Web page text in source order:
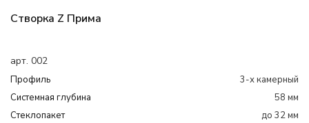
Створка Z Прима
арт. 002
Профиль
3-х камерный
Системная глубина
58 мм
Cтеклопакет
до 32 мм